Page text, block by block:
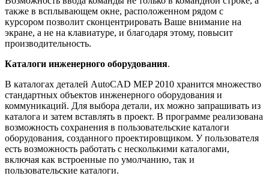
также в всплывающем окне, расположенном рядом с
курсором позволит сконцентрировать Ваше внимание на
экране, а не на клавиатуре, и благодаря этому, повысит
производительность.
Каталоги инженерного оборудования.
В каталогах деталей AutoCAD MEP 2010 хранится множество
стандартных объектов инженерного оборудования и
коммуникаций. Для выбора детали, их можно запрашивать из
каталога и затем вставлять в проект. В программе реализована
возможность сохранения в пользовательские каталоги
оборудования, созданного проектировщиком. У пользователя
есть возможность работать с несколькими каталогами,
включая как встроенные по умолчанию, так и
пользовательские каталоги.